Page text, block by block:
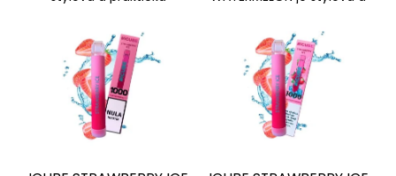
ktorá prináša plnú a
sladkastú ch
cigareta, ktorá prináša
exotickú ko